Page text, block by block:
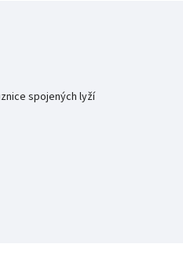
spojených lyží